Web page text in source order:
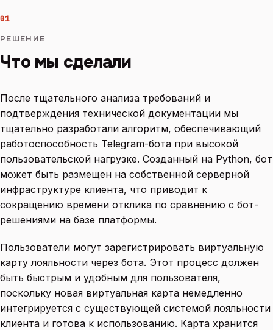
01
РЕШЕНИЕ
Что мы сделали
После тщательного анализа требований и
подтверждения технической документации мы
тщательно разработали алгоритм, обеспечивающий
работоспособность Telegram-бота при высокой
пользовательской нагрузке. Созданный на Python, бот
может быть размещен на собственной серверной
инфраструктуре клиента, что приводит к
сокращению времени отклика по сравнению с бот-
решениями на базе платформы.
Пользователи могут зарегистрировать виртуальную
карту лояльности через бота. Этот процесс должен
быть быстрым и удобным для пользователя,
поскольку новая виртуальная карта немедленно
интегрируется с существующей системой лояльности
клиента и готова к использованию. Карта хранится